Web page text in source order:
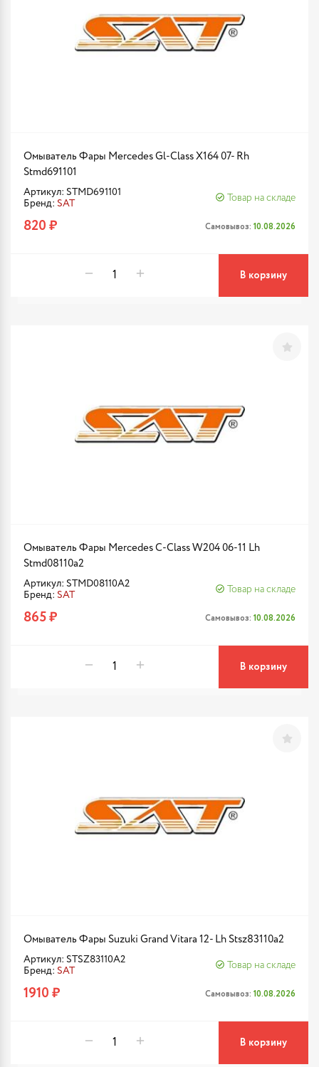
Омыватель Фары Mercedes Gl-Class X164 07- Rh
Stmd691101
Артикул: STMD691101
Бренд: SAT
Товар на складе
820 ₽ Самовывоз: 10.08.2026
В корзину
Омыватель Фары Mercedes C-Class W204 06-11 Lh
Stmd08110a2
Артикул: STMD08110A2
Бренд: SAT
Товар на складе
865 ₽ Самовывоз: 10.08.2026
В корзину
Омыватель Фары Suzuki Grand Vitara 12- Lh Stsz83110a2
Артикул: STSZ83110A2
Бренд: SAT
Товар на складе
1910 ₽ Самовывоз: 10.08.2026
В корзину